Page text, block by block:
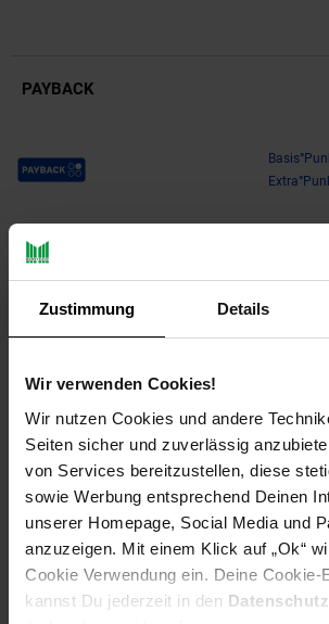
Zustimmung Details
Wir verwenden Cookies!
Wir nutzen Cookies und andere
Seiten sicher und zuverlässig
von Services bereitzustellen, diese
sowie Werbung entsprechend Deinen
unserer Homepage, Social Media und
anzuzeigen. Mit einem Klick auf „Ok“
Cookie Verwendung ein. Deine Cookie-
kannst Du jederzeit in den
PAYBACK
Payback Punkte
Produktbeschreibung
anspruchsvolle Druckaufträge entwickelt
Original-Mattschwarz-Tinte auf
von langlebigen, hochwertigen
im Büro als auch im kreativen Umfeld
ist perfekt auf die Bedürfnisse
abgestimmt, die Wert auf Präzision und
legen.Hochwertige Tinte für brillante
320MBK verwendet Tinte auf
außergewöhnliche Farbstabilität und
Mit einem großzügigen Volumen von 300